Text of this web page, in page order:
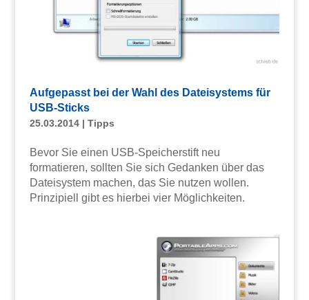
Aufgepasst bei der Wahl des Dateisystems für
USB-Sticks
25.03.2014| Tipps
Bevor Sie einen USB-Speicherstift neu
formatieren, sollten Sie sich Gedanken über das
Dateisystem machen, das Sie nutzen wollen.
Prinzipiell gibt es hierbei vier Möglichkeiten.